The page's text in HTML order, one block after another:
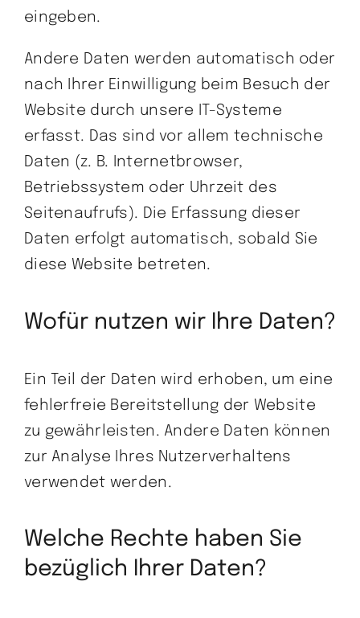
eingeben.
Andere Daten werden automatisch oder
nach Ihrer Einwilligung beim Besuch der
Website durch unsere IT-Systeme
erfasst. Das sind vor allem technische
Daten (z. B. Internetbrowser,
Betriebssystem oder Uhrzeit des
Seitenaufrufs). Die Erfassung dieser
Daten erfolgt automatisch, sobald Sie
diese Website betreten.
Wofür nutzen wir Ihre Daten?
Ein Teil der Daten wird erhoben, um eine
fehlerfreie Bereitstellung der Website
zu gewährleisten. Andere Daten können
zur Analyse Ihres Nutzerverhaltens
verwendet werden.
Welche Rechte haben Sie
bezüglich Ihrer Daten?